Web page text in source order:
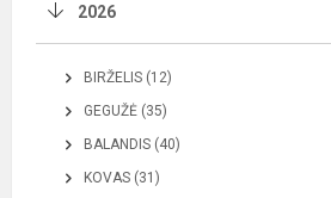
2026
BIRŽELIS (12)
GEGUŽĖ (35)
BALANDIS (40)
KOVAS (31)